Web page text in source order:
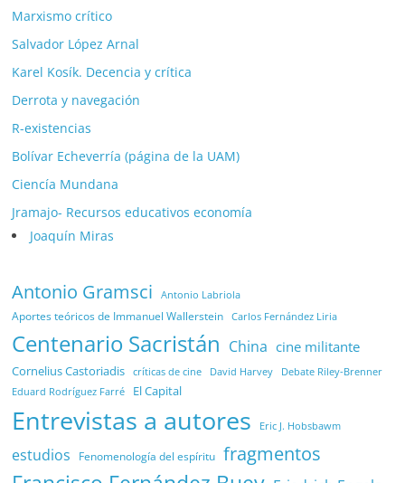
Marxismo crítico
Salvador López Arnal
Karel Kosík. Decencia y crítica
Derrota y navegación
R-existencias
Bolívar Echeverría (página de la UAM)
Ciencía Mundana
Jramajo- Recursos educativos economía
Joaquín Miras
Antonio Gramsci Antonio Labriola
Aportes teóricos de Immanuel Wallerstein Carlos Fernández Liria
Centenario Sacristán China cine militante
Cornelius Castoriadis críticas de cine David Harvey Debate Riley-Brenner
Eduard Rodríguez Farré El Capital
Entrevistas a autores Eric J. Hobsbawm
estudios Fenomenología del espíritu fragmentos